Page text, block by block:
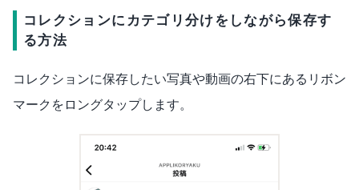
コレクションにカテゴリ分けをしながら保存す
る方法
コレクションに保存したい写真や動画の右下にあるリボン
マークをロングタップします。